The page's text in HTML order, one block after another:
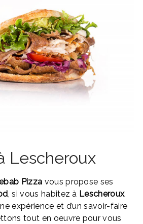
Lescheroux
Pizza vous propose ses
, si vous habitez à Lescheroux.
expérience et d’un savoir-faire
tout en oeuvre pour vous